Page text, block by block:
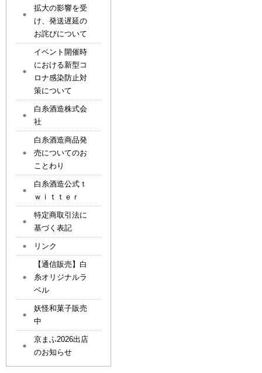
拡大の影響を受
け、発送遅延の
お詫びについて
イベント開催時
における新型コ
ロナ感染防止対
策について
白糸酒造株式会
社
白糸酒造商品発
売についてのお
ことわり
白糸酒造公式ｔ
ｗｉｔｔｅｒ
特定商取引法に
基づく表記
リンク
【通信販売】白
糸オリジナルラ
ベル
妖怪和菓子販売
中
京まふ2026出店
のお知らせ